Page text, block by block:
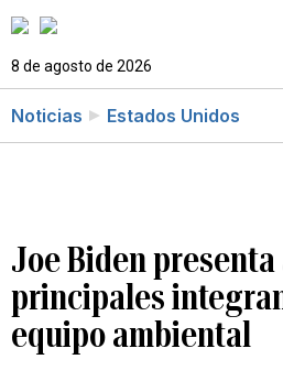
8 de agosto de 2026
Noticias Estados Unidos
Joe Biden presenta
principales
equipo ambiental